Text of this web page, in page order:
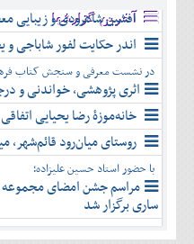
تير
مرداد
شهريور
مهر
آبان
آذر
دی
بهمن
اسفند
ارديبهشت
خرداد
تير
مرداد
شهريور
مهر
آبان
آذر
دی
بهمن
اسفند
آخرین گزارشها
افشین شاهرودی و زیبایی
اندر حکایت لفور شاباجی و
در نشست معرفی و سنجش کتاب
اثری پژوهشی، خواندنی و
خانه‌موزۀ رضا یحیایی
روستای میان‌رود قائم‌شهر،
با حضور استاد حسین علیزاده؛
مراسم جشن امضای مجموعه
ساری برگزار شد